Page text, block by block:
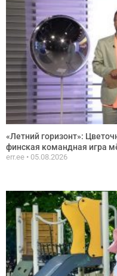
«Летний горизонт»:
финская командная игра
err.ee 05.08.2026